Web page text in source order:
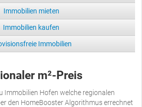
Immobilien mieten
Immobilien kaufen
Immobilien
m²-Preis
Immobilien Hofen welche regionalen
den HomeBooster Algorithmus errechnet